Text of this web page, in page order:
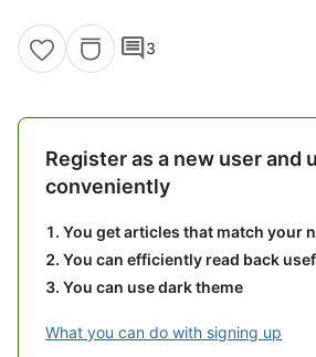
comment3
Register as a new user and
conveniently
You get articles that match your
You can efficiently read back
You can use dark theme
What you can do with signing up